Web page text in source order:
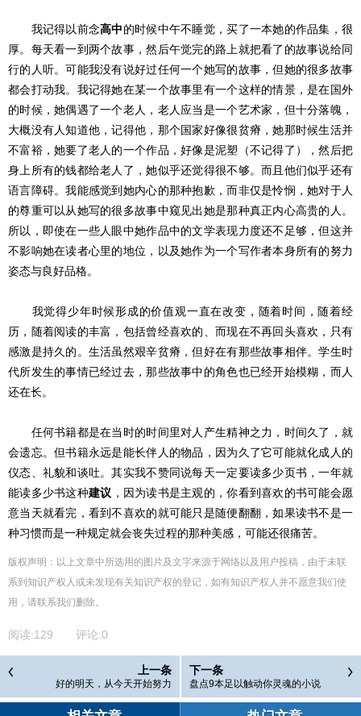
我记得以前念高中的时候中午不睡觉，买了一本她的作品集，很
厚。每天看一到两个故事，然后午觉完的路上就把看了的故事说给同
行的人听。可能我没有说好过任何一个她写的故事，但她的很多故事
都会打动我。我记得她在某一个故事里有一个这样的情景，是在国外
的时候，她偶遇了一个老人，老人应当是一个艺术家，但十分落魄，
大概没有人知道他，记得他，那个国家好像很贫瘠，她那时候生活并
不富裕，她要了老人的一个作品，好像是泥塑（不记得了），然后把
身上所有的钱都给老人了，她似乎还觉得很不够。而且他们似乎还有
语言障碍。我能感觉到她内心的那种抱歉，而非仅是怜悯，她对于人
的尊重可以从她写的很多故事中窥见出她是那种真正内心高贵的人。
所以，即使在一些人眼中她作品中的文学表现力度还不足够，但这并
不影响她在读者心里的地位，以及她作为一个写作者本身所有的努力
姿态与良好品格。
我觉得少年时候形成的价值观一直在改变，随着时间，随着经
历，随着阅读的丰富，包括曾经喜欢的、而现在不再回头喜欢，只有
感激是持久的。生活虽然艰辛贫瘠，但好在有那些故事相伴。学生时
代所发生的事情已经过去，那些故事中的角色也已经开始模糊，而人
还在长。
任何书籍都是在当时的时间里对人产生精神之力，时间久了，就
会遗忘。但书籍永远是能长伴人的物品，因为久了它可能就化成人的
仪态、礼貌和谈吐。其实我不赞同说每天一定要读多少页书，一年就
能读多少书这种建议 ，因为读书是主观的，你看到喜欢的书可能会愿
意当天就看完，看到不喜欢的就可能只是随便翻翻，如果读书不是一
种习惯而是一种规定就会丧失过程的那种美感，可能还很痛苦。
版权声明：以上文章中所选用的图片及文字来源于网络以及用户投稿，由于未联
系到知识产权人或未发现有关知识产权的登记，如有知识产权人并不愿意我们使
用，请联系我们删除。
阅读:129 评论:0
上一条
好的明天，从今天开始努力
下一条
盘点9本足以触动你灵魂的小说